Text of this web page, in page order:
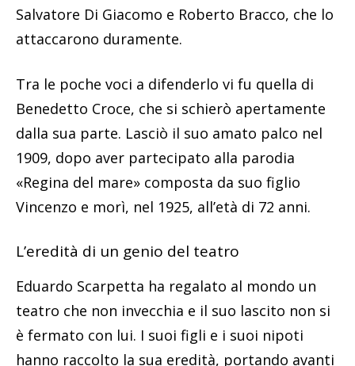
Salvatore Di Giacomo e Roberto Bracco, che lo
attaccarono duramente.
Tra le poche voci a difenderlo vi fu quella di
Benedetto Croce, che si schierò apertamente
dalla sua parte. Lasciò il suo amato palco nel
1909, dopo aver partecipato alla parodia
«Regina del mare» composta da suo figlio
Vincenzo e morì, nel 1925, all’età di 72 anni.
L’eredità di un genio del teatro
Eduardo Scarpetta ha regalato al mondo un
teatro che non invecchia e il suo lascito non si
è fermato con lui. I suoi figli e i suoi nipoti
hanno raccolto la sua eredità, portando avanti